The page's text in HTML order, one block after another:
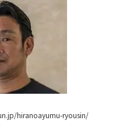
のは白髪のせい？痩せたのは
の画像も！
移や年収を徹底調査！阪神・
hiranoayumu-ryousin/